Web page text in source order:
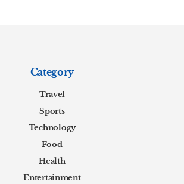
Category
Travel
Sports
Technology
Food
Health
Entertainment